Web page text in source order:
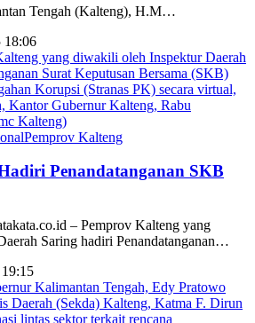
Tengah (Kalteng), H.M…
18:06
Pemprov Kalteng
Penandatanganan SKB
– Pemprov Kalteng yang
Saring hadiri Penandatanganan…